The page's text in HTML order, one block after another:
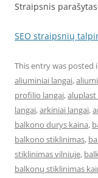
Straipsnis
SEO straipsnių
This entry was posted
aliuminiai langai,
profilio langai,aluplast
langai,arkiniai langai,
balkono durys kaina,
balkono stiklinimas,
stiklinimas vilniuje,
balkonų stiklinimas